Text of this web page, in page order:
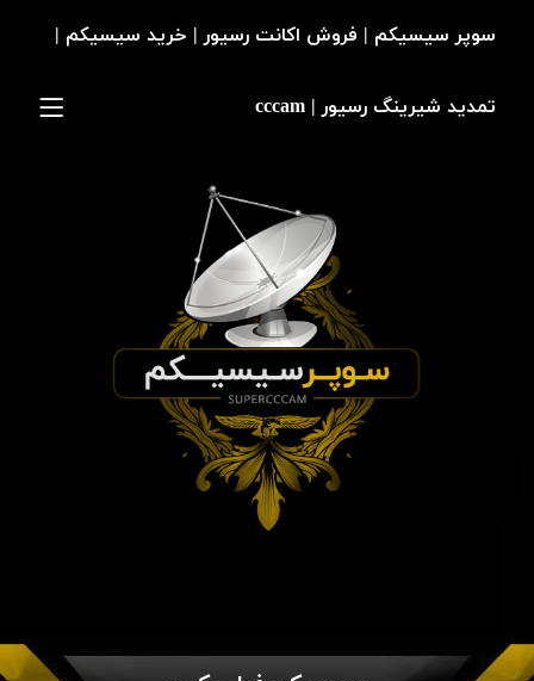
سوپر سیسیکم | فروش اکانت رسیور | خرید سیسیکم |
تمدید شیرینگ رسیور | cccam